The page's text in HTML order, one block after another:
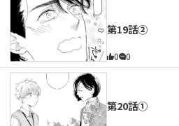
第19話②
0 0
第20話①